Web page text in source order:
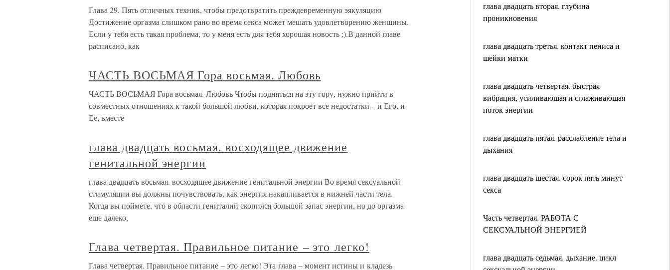
глава двадцать вторая. глубина
проникновения
глава двадцать третья. контакт пениса и
шейки матки
глава двадцать четвертая. быстрая
вибрация, усиливающая и сглаживающая
поток энергии
глава двадцать пятая. расслабление тела и
дыхания
глава двадцать шестая. сорок пять минут
секса
Часть четвертая. РАБОТА С
СЕКСУАЛЬНОЙ ЭНЕРГИЕЙ
глава двадцать седьмая. дыхание. цикл
Глава 29. Пять отличных техник, чтобы предотвратить преждевременную эякуляцию
Достижение оргазма слишком рано во время секса может мешать удовлетворению женщины.
Если у тебя есть такая проблема, то у меня есть для тебя хорошая новость ;).В данной главе
расписано, как
ЧАСТЬ ВОСЬМАЯ Гора восьмая. Любовь
ЧАСТЬ ВОСЬМАЯ Гора восьмая. Любовь Чтобы подняться на эту гору, нужно прийти в
совместных отношениях к такой большой любви, которая покроет все недостатки – и Его, и
Ее, вместе
глава двадцать восьмая. восходящее движение
генитальной энергии
глава двадцать восьмая. восходящее движение генитальной энергии Во время сексуальной
стимуляции вы должны почувствовать, как энергия накапливается в нижней части тела.
Когда вы поймете, что в области гениталий скопился большой запас энергии, но до оргазма
еще далеко,
Глава четвертая. Правильное питание – это легко!
Глава четвертая. Правильное питание – это легко! Эта глава – момент истины и кладезь